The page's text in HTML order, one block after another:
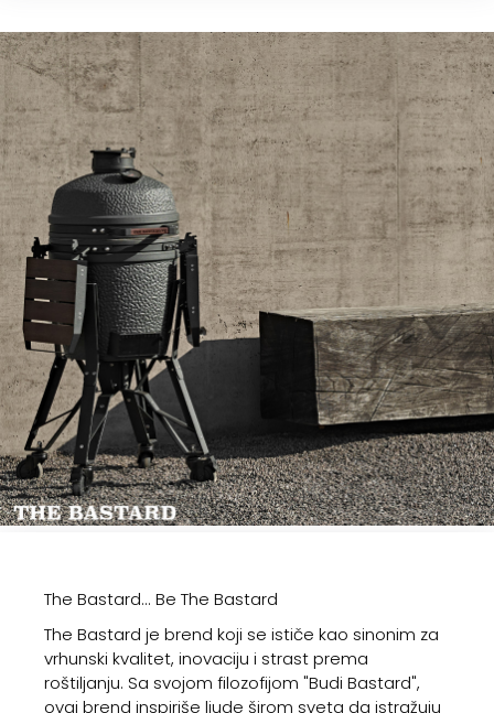
The Bastard... Be The Bastard
The Bastard je brend koji se ističe kao sinonim za
vrhunski kvalitet, inovaciju i strast prema
roštiljanju. Sa svojom filozofijom "Budi Bastard",
ovaj brend inspiriše ljude širom sveta da istražuju